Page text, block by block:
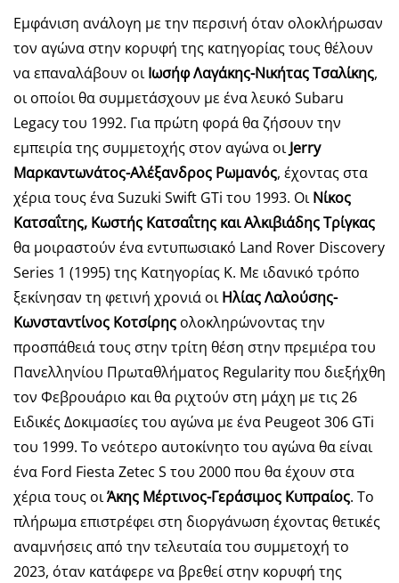
Εμφάνιση ανάλογη με την περσινή όταν ολοκλήρωσαν
τον αγώνα στην κορυφή της κατηγορίας τους θέλουν
να επαναλάβουν οιΙωσήφ Λαγάκης-Νικήτας Τσαλίκης,
οι οποίοι θα συμμετάσχουν με ένα λευκό Subaru
Legacy του 1992. Για πρώτη φορά θα ζήσουν την
εμπειρία της συμμετοχής στον αγώνα οιJerry
Μαρκαντωνάτος-Αλέξανδρος Ρωμανός, έχοντας στα
χέρια τους ένα Suzuki Swift GTi του 1993. ΟιΝίκος
Κατσαΐτης, Κωστής Κατσαΐτης και Αλκιβιάδης Τρίγκας
θα μοιραστούν ένα εντυπωσιακό Land Rover Discovery
Series 1 (1995) της Κατηγορίας Κ. Με ιδανικό τρόπο
ξεκίνησαν τη φετινή χρονιά οιΗλίας Λαλούσης-
Κωνσταντίνος Κοτσίρης ολοκληρώνοντας την
προσπάθειά τους στην τρίτη θέση στην πρεμιέρα του
Πανελληνίου Πρωταθλήματος Regularity που διεξήχθη
τον Φεβρουάριο και θα ριχτούν στη μάχη με τις 26
Ειδικές Δοκιμασίες του αγώνα με ένα Peugeot 306 GTi
του 1999. Το νεότερο αυτοκίνητο του αγώνα θα είναι
ένα Ford Fiesta Zetec S του 2000 που θα έχουν στα
χέρια τους οιΆκης Μέρτινος-Γεράσιμος Κυπραίος. Το
πλήρωμα επιστρέφει στη διοργάνωση έχοντας θετικές
αναμνήσεις από την τελευταία του συμμετοχή το
2023, όταν κατάφερε να βρεθεί στην κορυφή της